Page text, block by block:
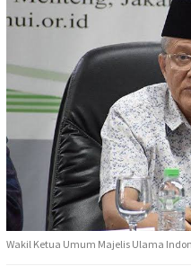
Wakil Ketua Umum Majelis Ulama